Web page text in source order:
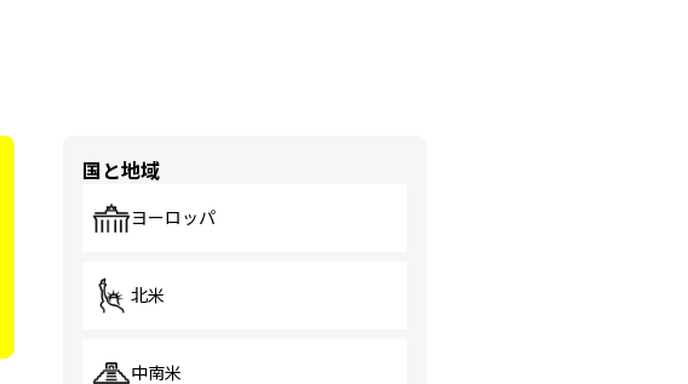
国と地域
ヨーロッパ
北米
中南米